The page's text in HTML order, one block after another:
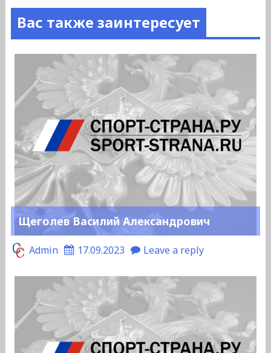
Вас также заинтересует
Щеголев Василий Александрович
Admin 17.09.2023 Leave a reply